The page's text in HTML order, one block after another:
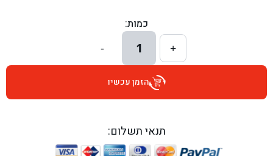
בן גל - הרצל 6, גדרה - גדרה
בן גל - שדרות דוד בן גוריון 8, באר שבע - באר שבע
בן גל - היובלים 26, הוד השרון - הוד השרון
כמות:
+
1
-
הזמן עכשיו
תנאי תשלום: